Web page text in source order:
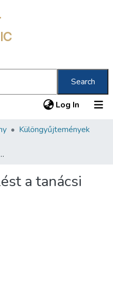
Search
Log In (current)
Különgyűjtemények
dolgozóknak
a tanácsi